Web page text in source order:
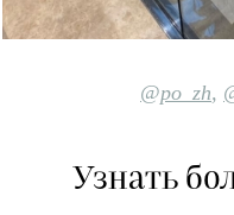
@po_zh,
Узнать